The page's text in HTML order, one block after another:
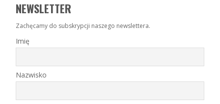
NEWSLETTER
Zachęcamy do subskrypcji naszego newslettera.
Imię
Nazwisko